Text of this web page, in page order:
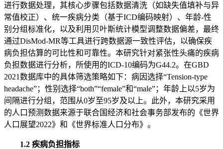
进行数据处理，其核心步骤包括数据清洗（如缺失值填补与异
常值校正）、统一疾病分类（基于ICD编码映射）、年龄-性
别分组标准化，以及利用贝叶斯统计模型调整数据偏差，最终
通过DisMod-MR等工具进行跨数据源一致性评估，以确保疾
病负担估算的可比性和可靠性。本研究针对紧张性头痛的疾病
负担数据进行分析，所使用的ICD-10编码为G44.2。在GBD
2021数据库中的具体筛选策略如下：病因选择“Tension-type
headache”；性别选择“both”“female”和“male”；年龄上以5岁为
间隔进行分组，范围从0岁至95岁及以上。此外，本研究采用
的人口预测数据来源于联合国经济和社会事务部发布的《世界
人口展望2022》和《世界标准人口分布》。
1.2 疾病负担指标